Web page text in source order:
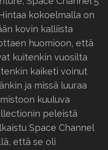
kokoelmalla on
kovin kalliista
huomioon, että
kuitenkin vuosilta
kaiketi voinut
ja missä luuraa
kuuluva
peleistä
Space Channel
että se oli